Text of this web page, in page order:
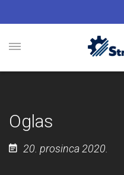
Oglas
20. prosinca 2020.